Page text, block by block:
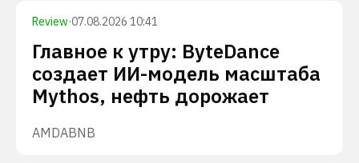
Review·07.08.2026 10:41
Главное к утру: ByteDance
создает ИИ-модель масштаба
Mythos, нефть дорожает
AMDABNB